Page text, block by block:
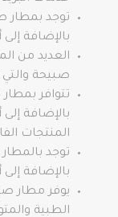
توجد بمطار
بالإضافة
العديد من
صبيحة
تتوافر
بالإضافة
المنتجات
توجد
بالإضافة
يوفر مطار